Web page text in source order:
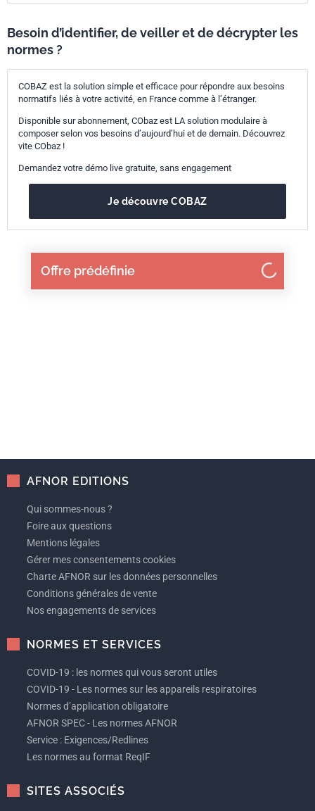
Offre prédéfinie
Besoin d’identifier, de veiller et de décrypter les
normes ?
COBAZ est la solution simple et efficace pour répondre aux besoins
normatifs liés à votre activité, en France comme à l’étranger.
Disponible sur abonnement, CObaz est LA solution modulaire à
composer selon vos besoins d’aujourd’hui et de demain. Découvrez
vite CObaz !
Demandez votre démo live gratuite, sans engagement
Je découvre COBAZ
AFNOR EDITIONS
Qui sommes-nous ?
Foire aux questions
Mentions légales
Gérer mes consentements cookies
Charte AFNOR sur les données personnelles
Conditions générales de vente
Nos engagements de services
NORMES ET SERVICES
COVID-19 : les normes qui vous seront utiles
COVID-19 - Les normes sur les appareils respiratoires
Normes d’application obligatoire
AFNOR SPEC - Les normes AFNOR
Service : Exigences/Redlines
Les normes au format ReqIF
SITES ASSOCIÉS